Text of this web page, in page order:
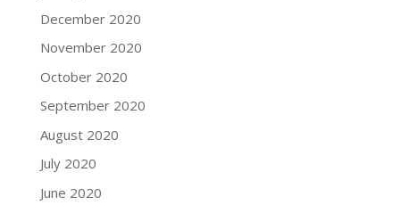
December 2020
November 2020
October 2020
September 2020
August 2020
July 2020
June 2020